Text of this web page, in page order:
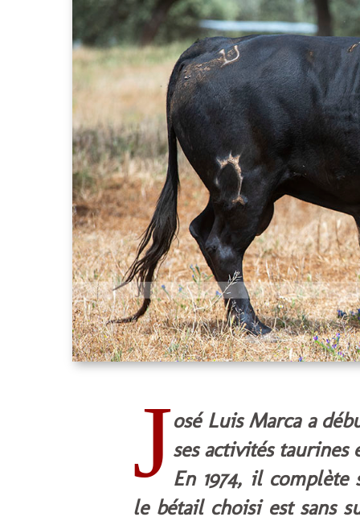
José Luis Marca a
ses activités taurines
En 1974, il complète
le bétail choisi est sans